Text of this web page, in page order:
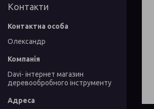
Контакти
Олександр
Davi- інтернет магазин
деревообробного інструменту